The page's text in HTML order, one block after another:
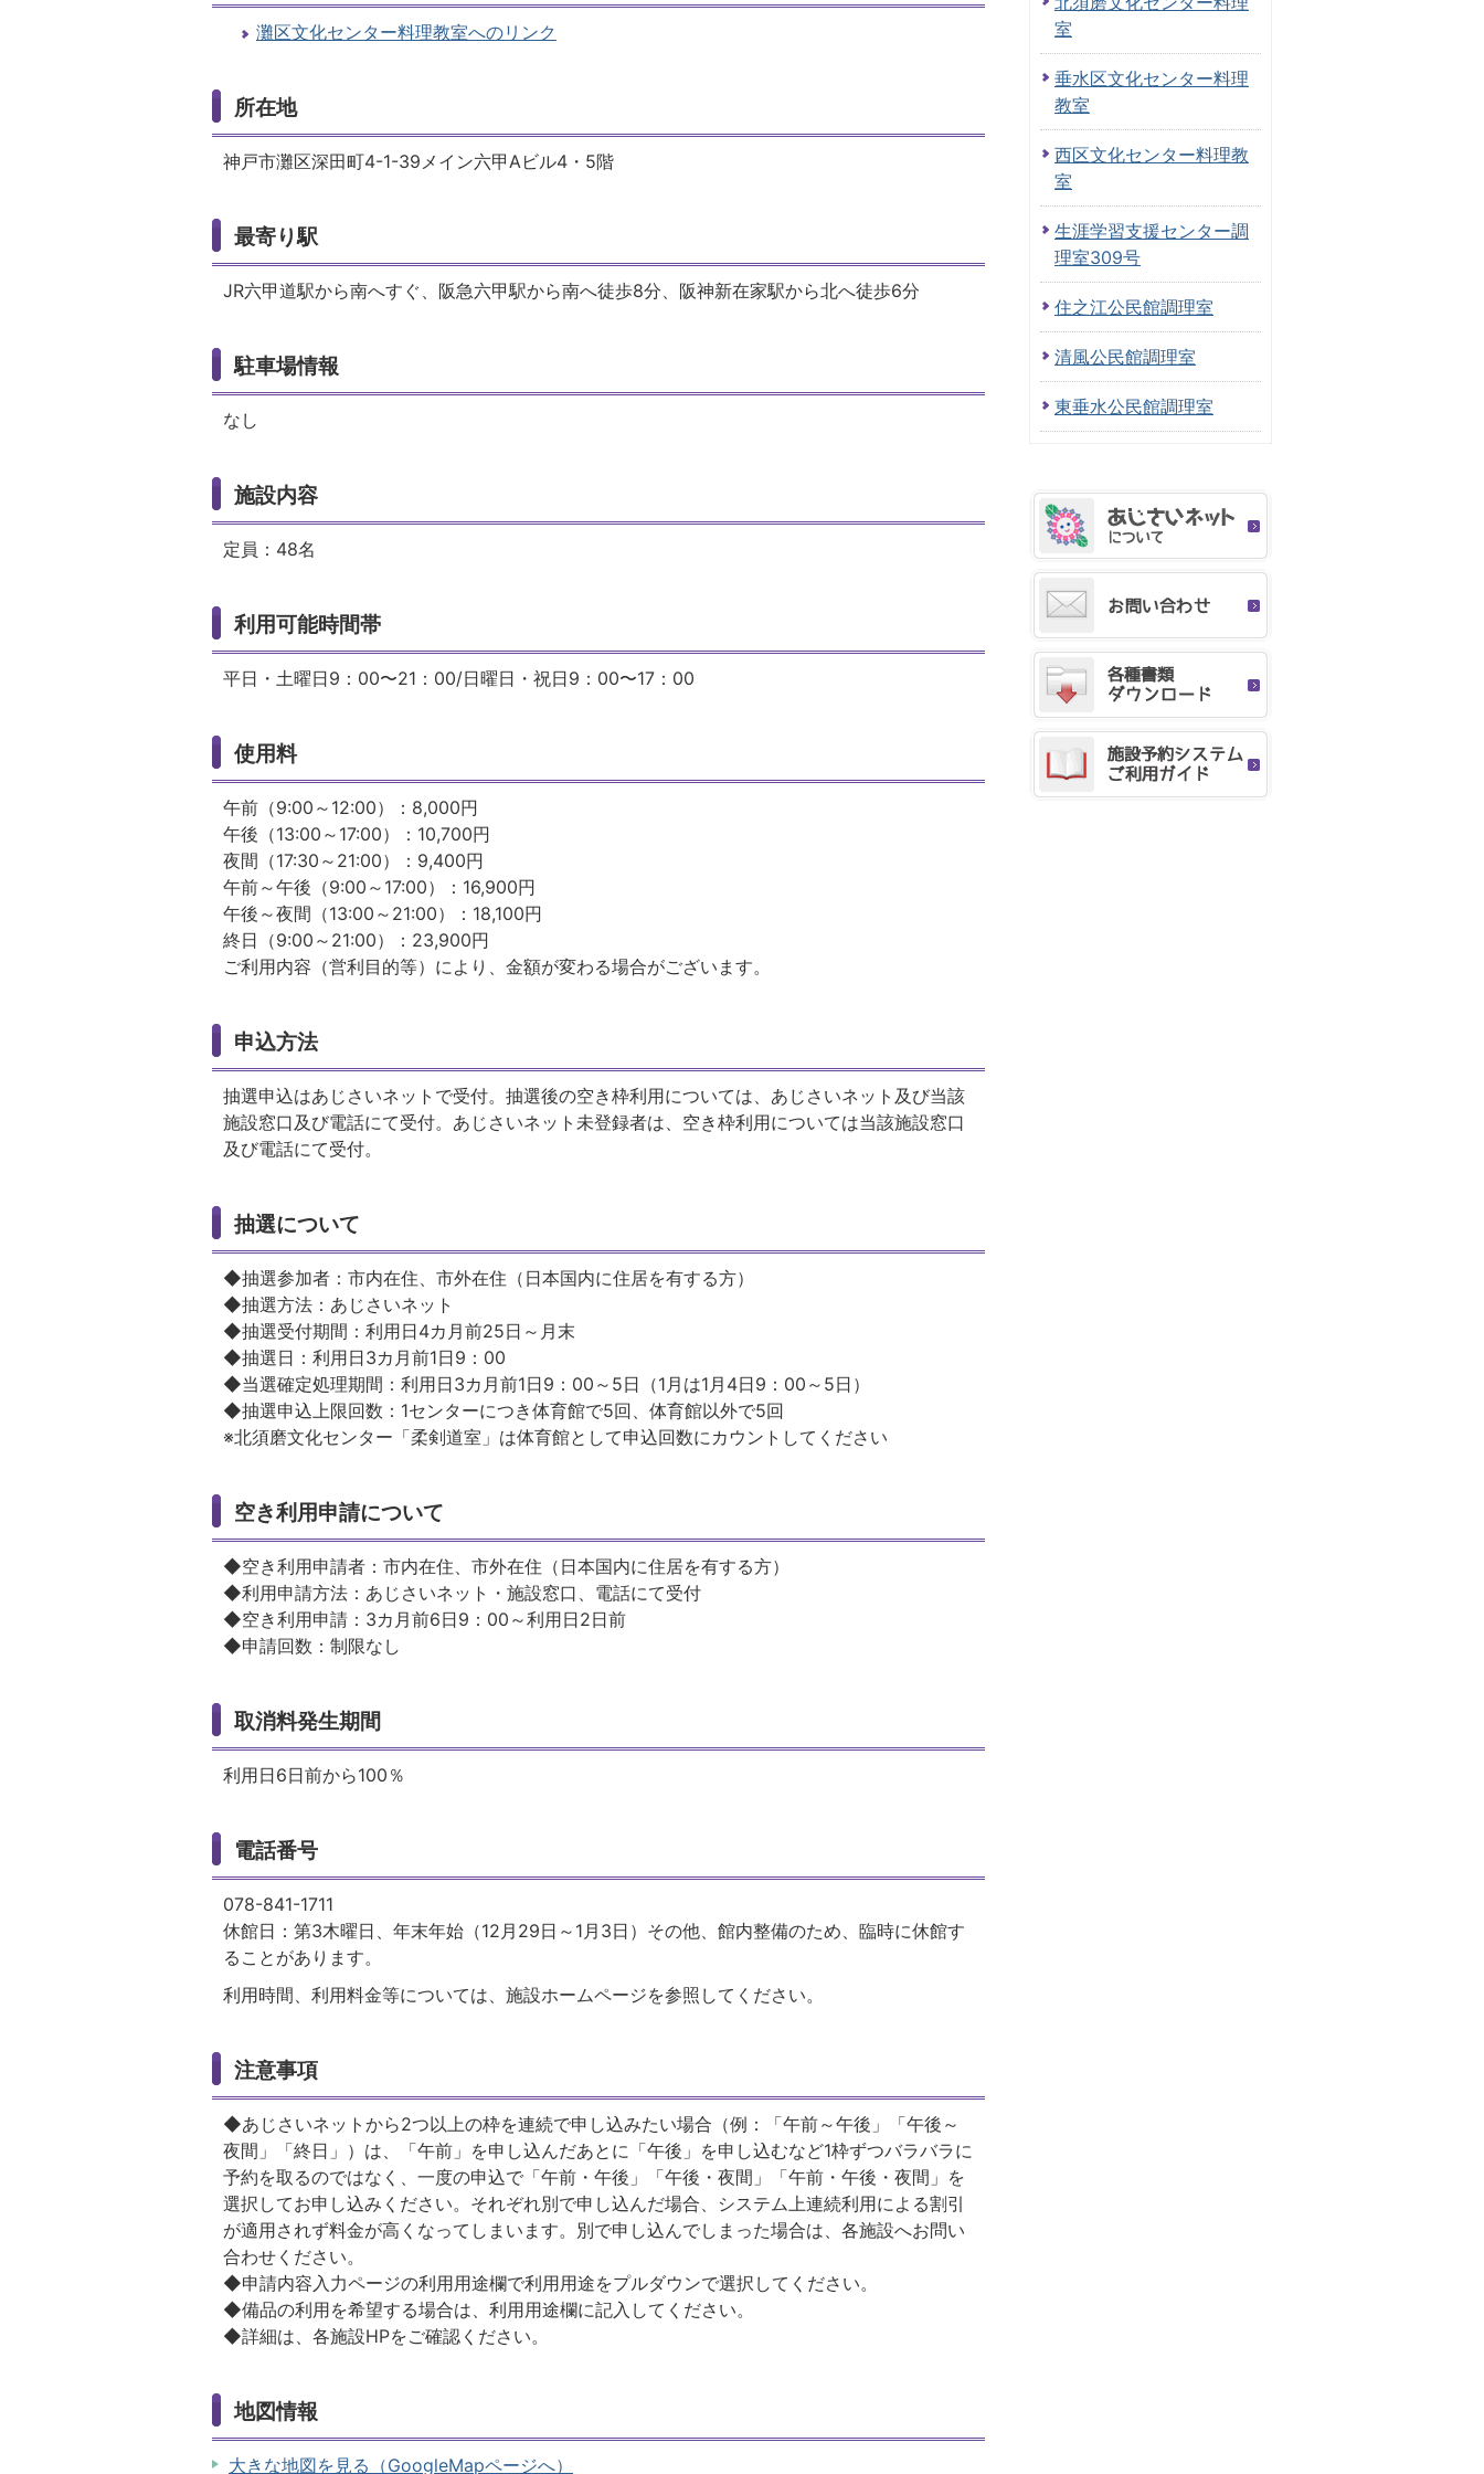
灘区文化センター料理教室へのリンク
所在地
神戸市灘区深田町4-1-39メイン六甲Aビル4・5階
最寄り駅
JR六甲道駅から南へすぐ、阪急六甲駅から南へ徒歩8分、阪神新在家駅から北へ徒歩6分
駐車場情報
なし
施設内容
定員：48名
利用可能時間帯
平日・土曜日9：00〜21：00/日曜日・祝日9：00〜17：00
使用料
午前（9:00～12:00）：8,000円
午後（13:00～17:00）：10,700円
夜間（17:30～21:00）：9,400円
午前～午後（9:00～17:00）：16,900円
午後～夜間（13:00～21:00）：18,100円
終日（9:00～21:00）：23,900円
ご利用内容（営利目的等）により、金額が変わる場合がございます。
申込方法
抽選申込はあじさいネットで受付。抽選後の空き枠利用については、あじさいネット及び当該
施設窓口及び電話にて受付。あじさいネット未登録者は、空き枠利用については当該施設窓口
及び電話にて受付。
抽選について
◆抽選参加者：市内在住、市外在住（日本国内に住居を有する方）
◆抽選方法：あじさいネット
◆抽選受付期間：利用日4カ月前25日～月末
◆抽選日：利用日3カ月前1日9：00
◆当選確定処理期間：利用日3カ月前1日9：00～5日（1月は1月4日9：00～5日）
◆抽選申込上限回数：1センターにつき体育館で5回、体育館以外で5回
※北須磨文化センター「柔剣道室」は体育館として申込回数にカウントしてください
空き利用申請について
◆空き利用申請者：市内在住、市外在住（日本国内に住居を有する方）
◆利用申請方法：あじさいネット・施設窓口、電話にて受付
◆空き利用申請：3カ月前6日9：00～利用日2日前
◆申請回数：制限なし
取消料発生期間
利用日6日前から100％
電話番号
078-841-1711
休館日：第3木曜日、年末年始（12月29日～1月3日）その他、館内整備のため、臨時に休館す
ることがあります。
利用時間、利用料金等については、施設ホームページを参照してください。
注意事項
◆あじさいネットから2つ以上の枠を連続で申し込みたい場合（例：「午前～午後」「午後～
夜間」「終日」）は、「午前」を申し込んだあとに「午後」を申し込むなど1枠ずつバラバラに
予約を取るのではなく、一度の申込で「午前・午後」「午後・夜間」「午前・午後・夜間」を
選択してお申し込みください。それぞれ別で申し込んだ場合、システム上連続利用による割引
が適用されず料金が高くなってしまいます。別で申し込んでしまった場合は、各施設へお問い
合わせください。
◆申請内容入力ページの利用用途欄で利用用途をプルダウンで選択してください。
◆備品の利用を希望する場合は、利用用途欄に記入してください。
◆詳細は、各施設HPをご確認ください。
地図情報
大きな地図を見る（GoogleMapページへ）
室
垂水区文化センター料理
教室
西区文化センター料理教
室
生涯学習支援センター調
理室309号
住之江公民館調理室
清風公民館調理室
東垂水公民館調理室